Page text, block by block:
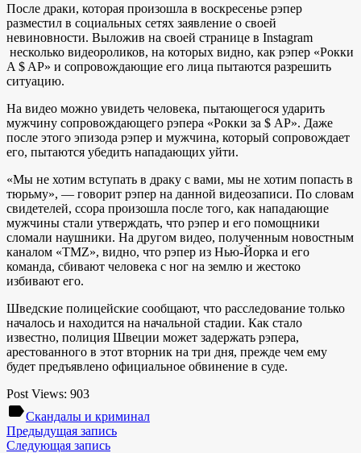
После драки, которая произошла в воскресенье рэпер
разместил в социальных сетях заявление о своей
невиновности. Выложив на своей странице в Instagram
несколько видеороликов, на которых видно, как рэпер «Рокки
A $ AP» и сопровождающие его лица пытаются разрешить
ситуацию.
На видео можно увидеть человека, пытающегося ударить
мужчину сопровождающего рэпера «Рокки за $ AP». Даже
после этого эпизода рэпер и мужчина, который сопровождает
его, пытаются убедить нападающих уйти.
«Мы не хотим вступать в драку с вами, мы не хотим попасть в
тюрьму», — говорит рэпер на данной видеозаписи. По словам
свидетелей, ссора произошла после того, как нападающие
мужчины стали утверждать, что рэпер и его помощники
сломали наушники. На другом видео, полученным новостным
каналом «TMZ», видно, что рэпер из Нью-Йорка и его
команда, сбивают человека с ног на землю и жестоко
избивают его.
Шведские полицейские сообщают, что расследование только
началось и находится на начальной стадии. Как стало
известно, полиция Швеции может задержать рэпера,
арестованного в этот вторник на три дня, прежде чем ему
будет предъявлено официальное обвинение в суде.
Post Views: 903
labelСкандалы и криминал
Предыдущая запись
Следующая запись